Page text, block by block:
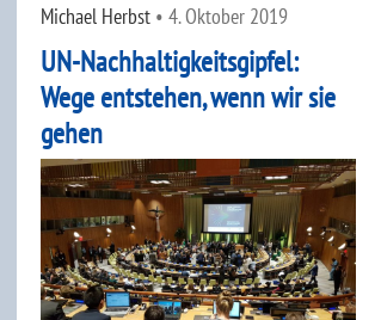
Michael Herbst • 4. Oktober 2019
UN-Nachhaltigkeitsgipfel:
Wege entstehen, wenn wir sie
gehen